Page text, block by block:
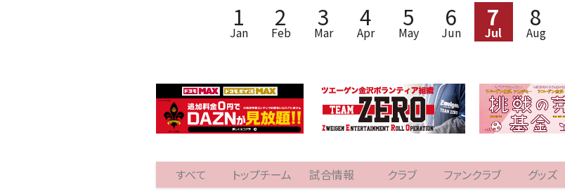
1
Jan
2
Feb
3
Mar
4
Apr
5
May
6
Jun
7
Jul
8
Aug
すべて トップチーム 試合情報 クラブ ファンクラブ グッズ